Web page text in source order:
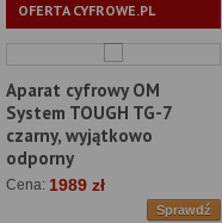
OFERTA CYFROWE.PL
Aparat cyfrowy OM
System TOUGH TG-7
czarny, wyjątkowo
odporny
Cena: 1989 zł
Sprawdź